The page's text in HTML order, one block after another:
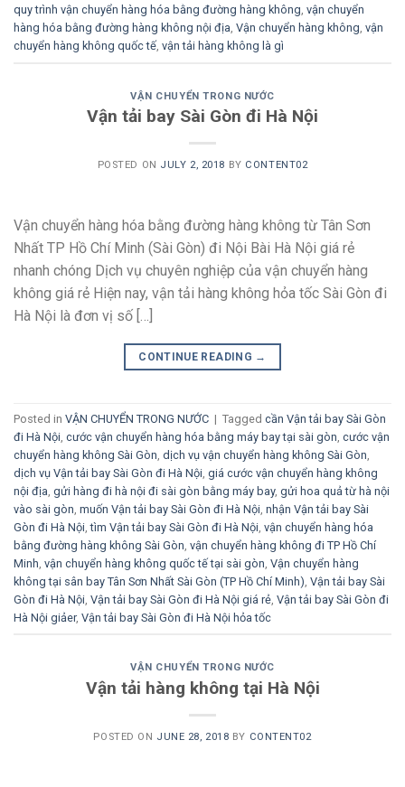
quy trình vận chuyển hàng hóa bằng đường hàng không vận chuyển
hàng hóa bằng đường hàng không nội địa Vận chuyển hàng không vận
chuyển hàng không quốc tế vận tải hàng không là gì
VẬN CHUYỂN TRONG NƯỚC
Vận tải bay Sài Gòn đi Hà Nội
POSTED ON JULY 2, 2018 BY CONTENT02
Vận chuyển hàng hóa bằng đường hàng không từ Tân Sơn
Nhất TP Hồ Chí Minh (Sài Gòn) đi Nội Bài Hà Nội giá rẻ
nhanh chóng Dịch vụ chuyên nghiệp của vận chuyển hàng
không giá rẻ Hiện nay, vận tải hàng không hỏa tốc Sài Gòn đi
Hà Nội là đơn vị số […]
CONTINUE READING →
Posted in VẬN CHUYỂN TRONG NƯỚC | Tagged cần Vận tải bay Sài Gòn
đi Hà Nội cước vận chuyển hàng hóa bằng máy bay tại sài gòn cước vận
chuyển hàng không Sài Gòn dịch vụ vận chuyển hàng không Sài Gòn
dịch vụ Vận tải bay Sài Gòn đi Hà Nội giá cước vận chuyển hàng không
nội địa gửi hàng đi hà nội đi sài gòn bằng máy bay, gửi hoa quả từ hà nội
vào sài gòn muốn Vận tải bay Sài Gòn đi Hà Nội nhận Vận tải bay Sài
Gòn đi Hà Nội ,tìm Vận tải bay Sài Gòn đi Hà Nội vận chuyển hàng hóa
bằng đường hàng không Sài Gòn vận chuyển hàng không đi TP Hồ Chí
Minh vận chuyển hàng không quốc tế tại sài gòn Vận chuyển hàng
không tại sân bay Tân Sơn Nhất Sài Gòn (TP Hồ Chí Minh) Vận tải bay Sài
Gòn đi Hà Nội Vận tải bay Sài Gòn đi Hà Nội giá rẻ Vận tải bay Sài Gòn đi
Hà Nội giảer, Vận tải bay Sài Gòn đi Hà Nội hỏa tốc
VẬN CHUYỂN TRONG NƯỚC
Vận tải hàng không tại Hà Nội
POSTED ON JUNE 28, 2018 BY CONTENT02